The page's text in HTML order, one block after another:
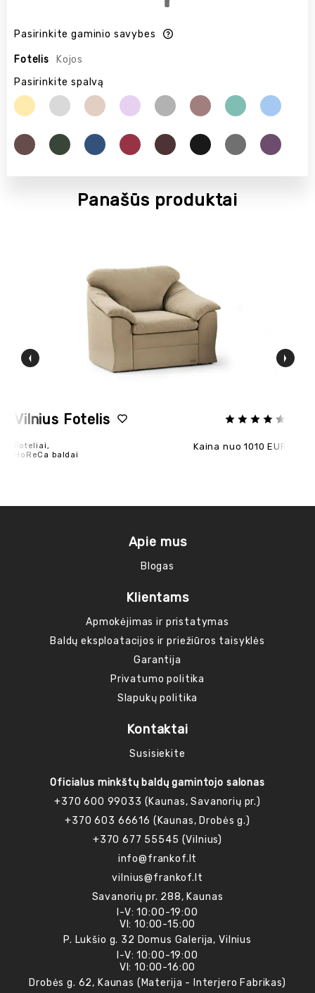
Pasirinkite gaminio savybes
Fotelis
Kojos
Pasirinkite spalvą
Panašūs produktai
Vilnius Fotelis
Foteliai,
HoReCa baldai
Kaina nuo 1010 EUR
Apie mus
Blogas
Klientams
Apmokėjimas ir pristatymas
Baldų eksploatacijos ir priežiūros taisyklės
Garantija
Privatumo politika
Slapukų politika
Kontaktai
Susisiekite
Oficialus minkštų baldų gamintojo salonas
+370 600 99033 (Kaunas, Savanorių pr.)
+370 603 66616 (Kaunas, Drobės g.)
+370 677 55545 (Vilnius)
info@frankof.lt
vilnius@frankof.lt
Savanorių pr. 288, Kaunas
I-V: 10:00-19:00
VI: 10:00-15:00
P. Lukšio g. 32 Domus Galerija, Vilnius
I-V: 10:00-19:00
VI: 10:00-16:00
Drobės g. 62, Kaunas (Materija - Interjero Fabrikas)